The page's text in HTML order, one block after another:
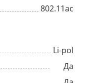
802.11ac
Li-pol
Да